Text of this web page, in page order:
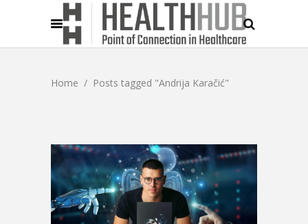
Home / Posts tagged "Andrija Karačić"